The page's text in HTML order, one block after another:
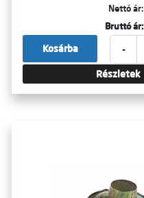
Nettó ár:
Bruttó ár:
-
Kosárba
Részletek